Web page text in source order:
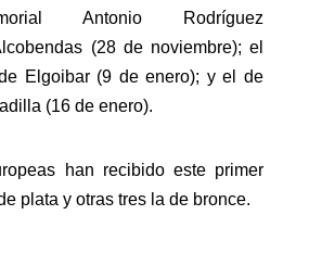
Antonio Rodríguez
(28 de noviembre); el
Elgoibar (9 de enero); y el de
(16 de enero).
han recibido este primer
plata y otras tres la de bronce.